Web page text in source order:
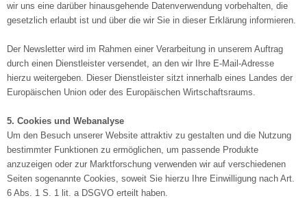
wir uns eine darüber hinausgehende Datenverwendung vorbehalten, die
gesetzlich erlaubt ist und über die wir Sie in dieser Erklärung informieren.
Der Newsletter wird im Rahmen einer Verarbeitung in unserem Auftrag
durch einen Dienstleister versendet, an den wir Ihre E-Mail-Adresse
hierzu weitergeben. Dieser Dienstleister sitzt innerhalb eines Landes der
Europäischen Union oder des Europäischen Wirtschaftsraums.
5. Cookies und Webanalyse
Um den Besuch unserer Website attraktiv zu gestalten und die Nutzung
bestimmter Funktionen zu ermöglichen, um passende Produkte
anzuzeigen oder zur Marktforschung verwenden wir auf verschiedenen
Seiten sogenannte Cookies, soweit Sie hierzu Ihre Einwilligung nach Art.
6 Abs. 1 S. 1 lit. a DSGVO erteilt haben.